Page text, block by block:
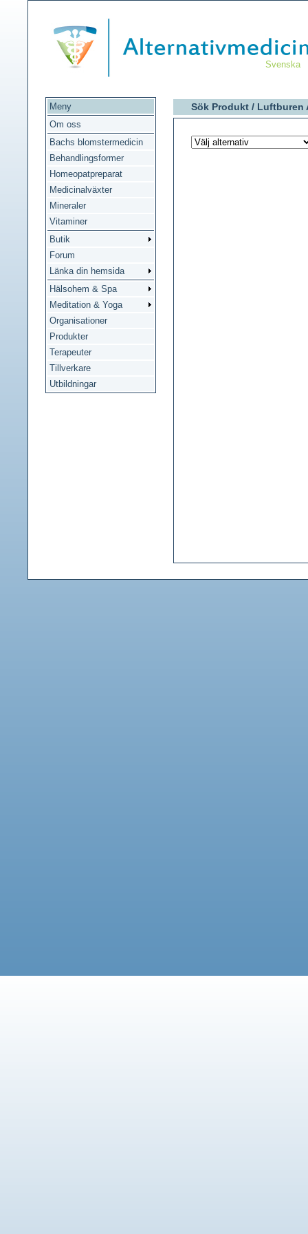
Svenska
Meny
Om oss
Bachs blomstermedicin
Behandlingsformer
Homeopatpreparat
Medicinalväxter
Mineraler
Vitaminer
Butik
Forum
Länka din hemsida
Hälsohem & Spa
Meditation & Yoga
Organisationer
Produkter
Terapeuter
Tillverkare
Utbildningar
Sök Produkt / Luftburen